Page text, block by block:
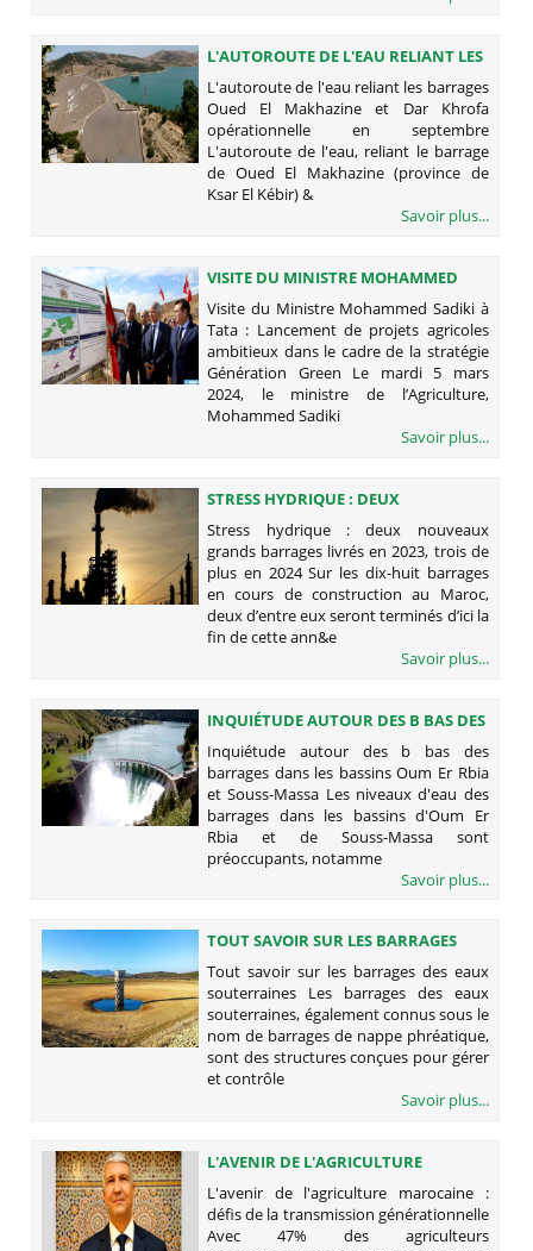
L'AUTOROUTE DE L'EAU RELIANT LES
BARRAGES OUED EL MAKHAZINE ET
DAR KHROFA OPÉRATIONNELLE EN
SEPTEMBRE
L'autoroute de l'eau reliant les barrages
Oued El Makhazine et Dar Khrofa
opérationnelle en septembre
L'autoroute de l'eau, reliant le barrage
de Oued El Makhazine (province de
Ksar El Kébir) &
Savoir plus...
VISITE DU MINISTRE MOHAMMED
SADIKI À TATA : LANCEMENT DE
PROJETS AGRICOLES AMBITIEUX
DANS LE CADRE DE LA STRATÉGIE
GÉNÉRATION GREEN
Visite du Ministre Mohammed Sadiki à
Tata : Lancement de projets agricoles
ambitieux dans le cadre de la stratégie
Génération Green Le mardi 5 mars
2024, le ministre de l’Agriculture,
Mohammed Sadiki
Savoir plus...
STRESS HYDRIQUE : DEUX
NOUVEAUX GRANDS BARRAGES
LIVRÉS EN 2023, TROIS DE PLUS EN
2024
Stress hydrique : deux nouveaux
grands barrages livrés en 2023, trois de
plus en 2024 Sur les dix-huit barrages
en cours de construction au Maroc,
deux d’entre eux seront terminés d’ici la
fin de cette ann&e
Savoir plus...
INQUIÉTUDE AUTOUR DES B BAS DES
BARRAGES DANS LES BASSINS OUM
ER RBIA ET SOUSS-MASSA
Inquiétude autour des b bas des
barrages dans les bassins Oum Er Rbia
et Souss-Massa Les niveaux d'eau des
barrages dans les bassins d'Oum Er
Rbia et de Souss-Massa sont
préoccupants, notamme
Savoir plus...
TOUT SAVOIR SUR LES BARRAGES
DES EAUX SOUTERRAINES
Tout savoir sur les barrages des eaux
souterraines Les barrages des eaux
souterraines, également connus sous le
nom de barrages de nappe phréatique,
sont des structures conçues pour gérer
et contrôle
Savoir plus...
L'AVENIR DE L'AGRICULTURE
MAROCAINE : DÉFIS DE LA
TRANSMISSION GÉNÉRATIONNELLE
L'avenir de l'agriculture marocaine :
défis de la transmission générationnelle
Avec 47% des agriculteurs